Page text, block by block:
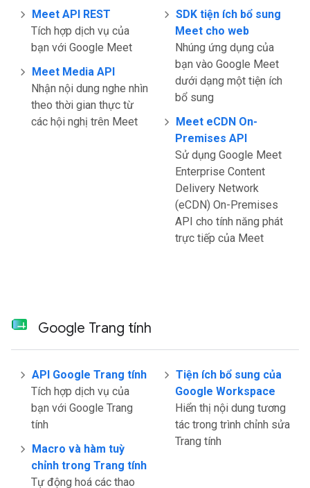
Meet API REST
Tích hợp dịch vụ của
bạn với Google Meet
Meet Media API
Nhận nội dung nghe nhìn
theo thời gian thực từ
các hội nghị trên Meet
SDK tiện ích bổ sung
Meet cho web
Nhúng ứng dụng của
bạn vào Google Meet
dưới dạng một tiện ích
bổ sung
Meet eCDN On-
Premises API
Sử dụng Google Meet
Enterprise Content
Delivery Network
(eCDN) On-Premises
API cho tính năng phát
trực tiếp của Meet
Google Trang tính
API Google Trang tính
Tích hợp dịch vụ của
bạn với Google Trang
tính
Macro và hàm tuỳ
chỉnh trong Trang tính
Tự động hoá các thao
Tiện ích bổ sung của
Google Workspace
Hiển thị nội dung tương
tác trong trình chỉnh sửa
Trang tính